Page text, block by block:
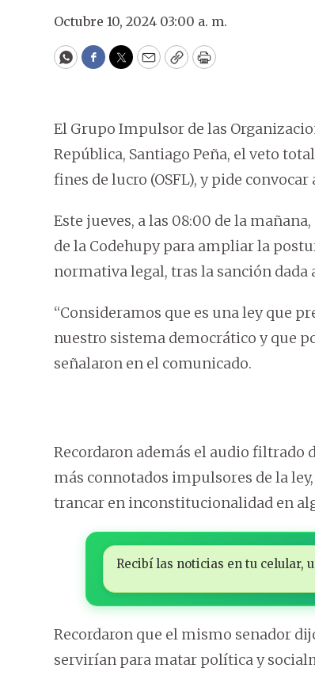
Octubre 10, 2024 03:00 a. m.
WhatsApp
Facebook
Twitter
EmailCopyPrint
El Grupo Impulsor de las
República, Santiago Peña, el veto
fines de lucro (OSFL), y pide
Este jueves, a las 08:00 de la
de la Codehupy para ampliar la
normativa legal, tras la sanción dada
“Consideramos que es una ley que
nuestro sistema democrático y que
señalaron en el comunicado.
Recordaron además el audio filtrado
más connotados impulsores de la
trancar en inconstitucionalidad en
Recibí las noticias en tu celular,
Recordaron que el mismo senador
servirían para matar política y